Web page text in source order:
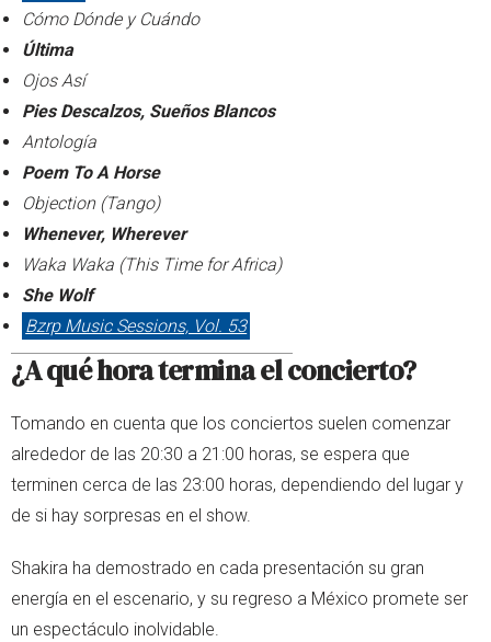
Cómo Dónde y Cuándo
Última
Ojos Así
Pies Descalzos, Sueños Blancos
Antología
Poem To A Horse
Objection (Tango)
Whenever, Wherever
Waka Waka (This Time for Africa)
She Wolf
Bzrp Music Sessions, Vol. 53
¿A qué hora termina el concierto?
Tomando en cuenta que los conciertos suelen comenzar
alrededor de las 20:30 a 21:00 horas, se espera que
terminen cerca de las 23:00 horas, dependiendo del lugar y
de si hay sorpresas en el show.
Shakira ha demostrado en cada presentación su gran
energía en el escenario, y su regreso a México promete ser
un espectáculo inolvidable.